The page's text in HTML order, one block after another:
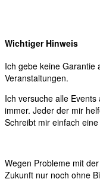
Wichtiger Hinweis
Ich gebe keine Garantie
Veranstaltungen.
Ich versuche alle
immer. Jeder der mir
Schreibt mir einfach eine
Wegen Probleme mit
Zukunft nur noch ohne